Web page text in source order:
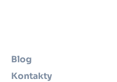
Blog
Kontakty